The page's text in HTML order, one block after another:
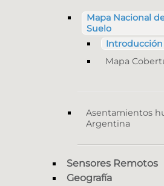
Mapa Nacional
Suelo
Introducción
Mapa
Asentamientos
Argentina
Sensores Remotos
Geografía